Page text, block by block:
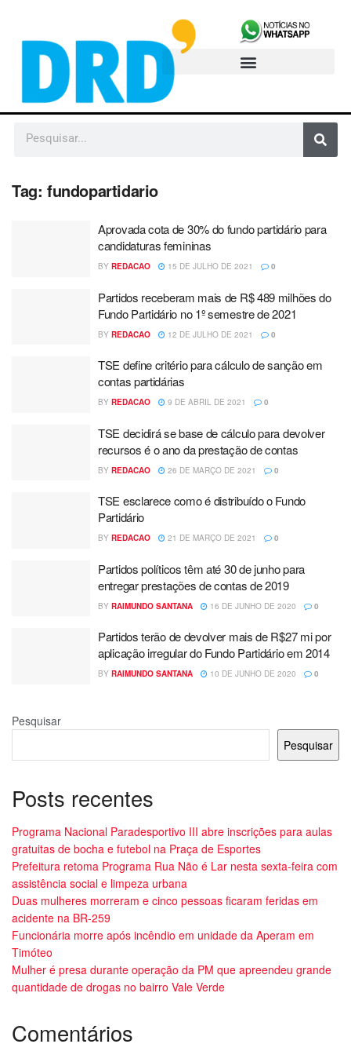
Tag: fundopartidario
Aprovada cota de 30% do fundo partidário para
candidaturas femininas
BY REDACAO 15 DE JULHO DE 2021 0
Partidos receberam mais de R$ 489 milhões do
Fundo Partidário no 1º semestre de 2021
BY REDACAO 12 DE JULHO DE 2021 0
TSE define critério para cálculo de sanção em
contas partidárias
BY REDACAO 9 DE ABRIL DE 2021 0
TSE decidirá se base de cálculo para devolver
recursos é o ano da prestação de contas
BY REDACAO 26 DE MARÇO DE 2021 0
TSE esclarece como é distribuído o Fundo
Partidário
BY REDACAO 21 DE MARÇO DE 2021 0
Partidos políticos têm até 30 de junho para
entregar prestações de contas de 2019
BY RAIMUNDO SANTANA 16 DE JUNHO DE 2020 0
Partidos terão de devolver mais de R$27 mi por
aplicação irregular do Fundo Partidário em 2014
BY RAIMUNDO SANTANA 10 DE JUNHO DE 2020 0
Pesquisar
Pesquisar
Posts recentes
Programa Nacional Paradesportivo III abre inscrições para aulas
gratuitas de bocha e futebol na Praça de Esportes
Prefeitura retoma Programa Rua Não é Lar nesta sexta-feira com
assistência social e limpeza urbana
Duas mulheres morreram e cinco pessoas ficaram feridas em
acidente na BR-259
Funcionária morre após incêndio em unidade da Aperam em
Timóteo
Mulher é presa durante operação da PM que apreendeu grande
quantidade de drogas no bairro Vale Verde
Comentários